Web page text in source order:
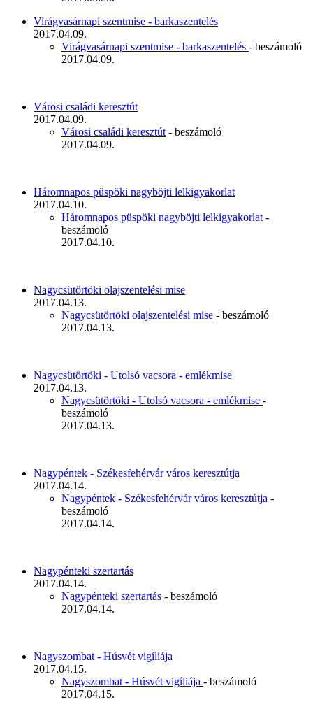
Virágvasárnapi szentmise - barkaszentelés
2017.04.09.
Virágvasárnapi szentmise - barkaszentelés - beszámoló
2017.04.09.
Városi családi keresztút
2017.04.09.
Városi családi keresztút - beszámoló
2017.04.09.
Háromnapos püspöki nagyböjti lelkigyakorlat
2017.04.10.
Háromnapos püspöki nagyböjti lelkigyakorlat -
beszámoló
2017.04.10.
Nagycsütörtöki olajszentelési mise
2017.04.13.
Nagycsütörtöki olajszentelési mise - beszámoló
2017.04.13.
Nagycsütörtöki - Utolsó vacsora - emlékmise
2017.04.13.
Nagycsütörtöki - Utolsó vacsora - emlékmise -
beszámoló
2017.04.13.
Nagypéntek - Székesfehérvár város keresztútja
2017.04.14.
Nagypéntek - Székesfehérvár város keresztútja -
beszámoló
2017.04.14.
Nagypénteki szertartás
2017.04.14.
Nagypénteki szertartás - beszámoló
2017.04.14.
Nagyszombat - Húsvét vigíliája
2017.04.15.
Nagyszombat - Húsvét vigíliája - beszámoló
2017.04.15.